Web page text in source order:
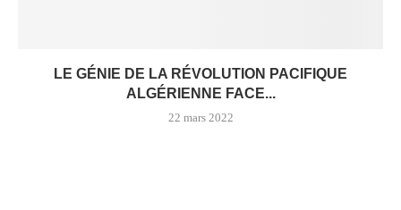
LE GÉNIE DE LA RÉVOLUTION PACIFIQUE
ALGÉRIENNE FACE...
22 mars 2022